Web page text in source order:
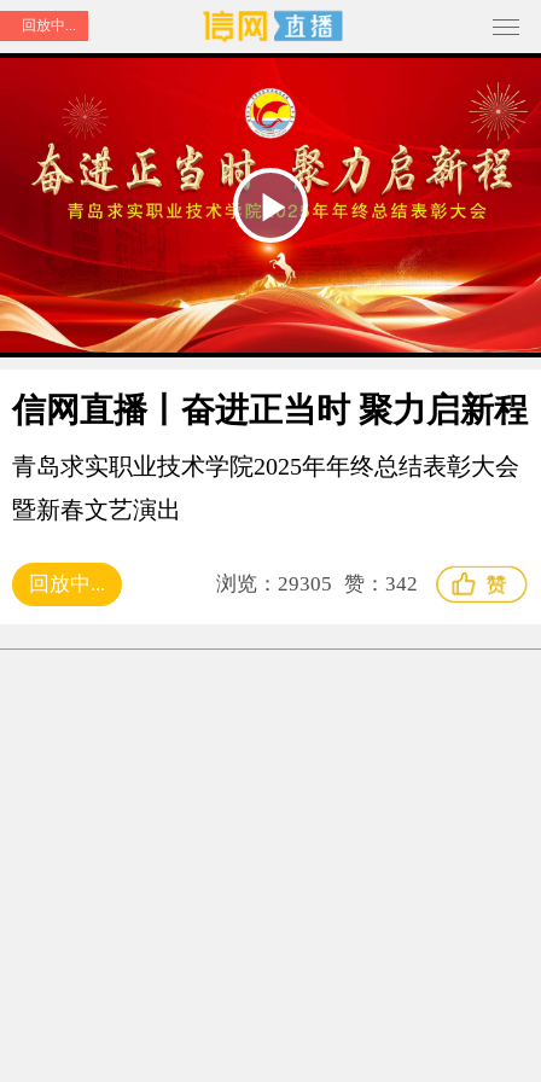
回放中...
Play
Video
信网直播丨奋进正当时 聚力启新程
青岛求实职业技术学院2025年年终总结表彰大会
暨新春文艺演出
回放中... 浏览： 29305 赞： 342